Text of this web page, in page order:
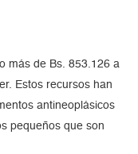
más de Bs. 853.126 a
Estos recursos han
antineoplásicos
pequeños que son